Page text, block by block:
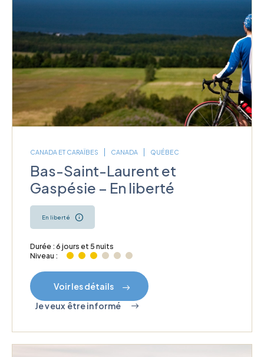
CANADA ET CARAÏBES CANADA QUÉBEC
Bas-Saint-Laurent et
Gaspésie – En liberté
En liberté
Durée : 6 jours et 5 nuits
Niveau :
Voir les détails
Je veux être informé